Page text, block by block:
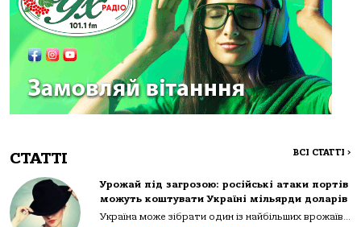
СТАТТІ ВСІ СТАТТІ >
Урожай під загрозою: російські атаки портів
можуть коштувати Україні мільярди доларів
Україна може зібрати один із найбільших врожаїв...